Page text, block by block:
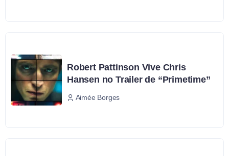
Robert Pattinson Vive Chris
Hansen no Trailer de “Primetime”
Aimée Borges